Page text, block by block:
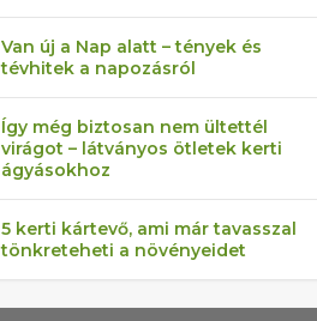
Van új a Nap alatt – tények és
tévhitek a napozásról
Így még biztosan nem ültettél
virágot – látványos ötletek kerti
ágyásokhoz
5 kerti kártevő, ami már tavasszal
tönkreteheti a növényeidet